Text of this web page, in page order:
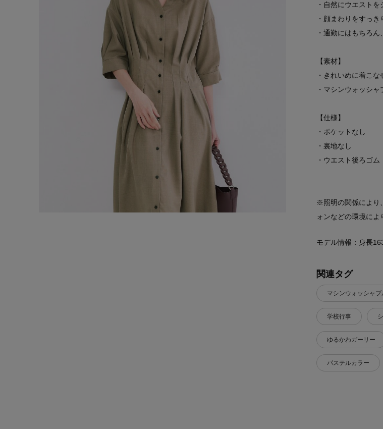
・自然にウエスト
・顔まわりをすっ
・通勤にはもちろ
【素材】
・きれいめに着こな
・マシンウォッシ
【仕様】
・ポケットなし
・裏地なし
・ウエスト後ろゴム
※照明の関係により
ォンなどの環境によ
モデル情報：身長
関連タグ
マシンウォッシャブ
学校行事
ゆるかわガーリー
パステルカラー